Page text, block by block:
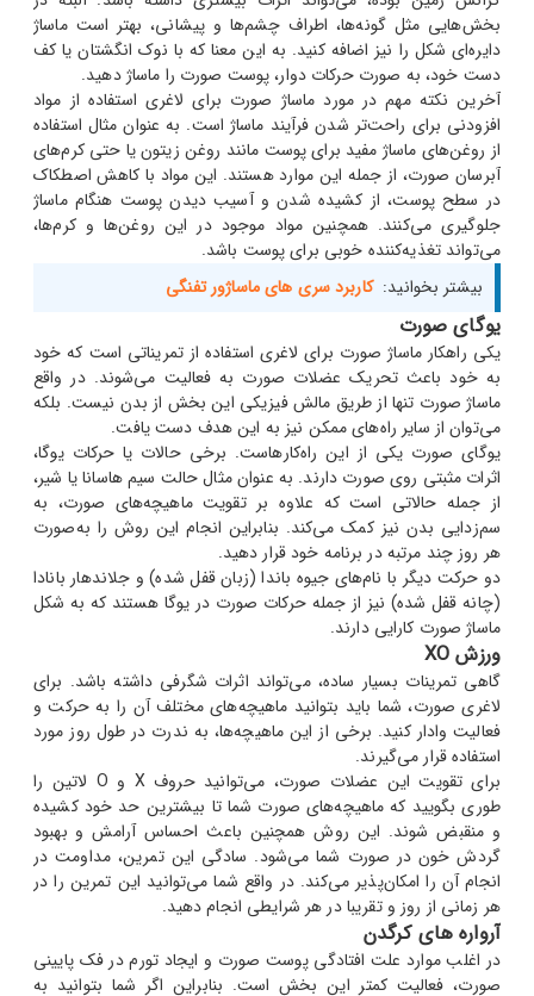
بخش‌هایی مثل گونه‌ها، اطراف چشم‌ها و پیشانی، بهتر است ماساژ
دایره‌ای شکل را نیز اضافه کنید. به این معنا که با نوک انگشتان یا کف
دست خود، به صورت حرکات دوار، پوست صورت را ماساژ دهید.
آخرین نکته مهم در مورد ماساژ صورت برای لاغری استفاده از مواد
افزودنی برای راحت‌تر شدن فرآیند ماساژ است. به عنوان مثال استفاده
از روغن‌های ماساژ مفید برای پوست مانند روغن زیتون یا حتی کرم‌های
آبرسان صورت، از جمله این موارد هستند. این مواد با کاهش اصطکاک
در سطح پوست، از کشیده شدن و آسیب دیدن پوست هنگام ماساژ
جلوگیری می‌کنند. همچنین مواد موجود در این روغن‌ها و کرم‌ها،
می‌تواند تغذیه‌کننده خوبی برای پوست باشد.
بیشتر بخوانید:کاربرد سری های ماساژور تفنگی
یوگای صورت
یکی راهکار ماساژ صورت برای لاغری استفاده از تمریناتی است که خود
به خود باعث تحریک عضلات صورت به فعالیت می‌شوند. در واقع
ماساژ صورت تنها از طریق مالش فیزیکی این بخش از بدن نیست. بلکه
می‌توان از سایر راه‌های ممکن نیز به این هدف دست یافت.
یوگای صورت یکی از این راه‌کارهاست. برخی حالات یا حرکات یوگا،
اثرات مثبتی روی صورت دارند. به عنوان مثال حالت سیم هاسانا یا شیر،
از جمله حالاتی است که علاوه بر تقویت ماهیچه‌های صورت، به
سم‌زدایی بدن نیز کمک می‌کند. بنابراین انجام این روش را به‌صورت
هر روز چند مرتبه در برنامه خود قرار دهید.
دو حرکت دیگر با نام‌های جیوه باندا (زبان قفل شده) و جلاندهار بانادا
(چانه قفل شده) نیز از جمله حرکات صورت در یوگا هستند که به شکل
ماساژ صورت کارایی دارند.
ورزش XO
گاهی تمرینات بسیار ساده، می‌تواند اثرات شگرفی داشته باشد. برای
لاغری صورت، شما باید بتوانید ماهیچه‌های مختلف آن را به حرکت و
فعالیت وادار کنید. برخی از این ماهیچه‌ها، به ندرت در طول روز مورد
استفاده قرار می‌گیرند.
برای تقویت این عضلات صورت، می‌توانید حروف X و O لاتین را
طوری بگویید که ماهیچه‌های صورت شما تا بیشترین حد خود کشیده
و منقبض شوند. این روش همچنین باعث احساس آرامش و بهبود
گردش خون در صورت شما می‌شود. سادگی این تمرین، مداومت در
انجام آن را امکان‌پذیر می‌کند. در واقع شما می‌توانید این تمرین را در
هر زمانی از روز و تقریبا در هر شرایطی انجام دهید.
آرواره های کرگدن
در اغلب موارد علت افتادگی پوست صورت و ایجاد تورم در فک پایینی
صورت، فعالیت کمتر این بخش است. بنابراین اگر شما بتوانید به